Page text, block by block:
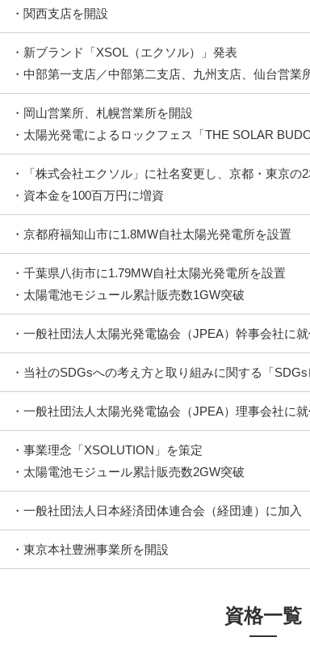
・関西支店を開設
・新ブランド「XSOL（エクソル）」発表
・中部第一支店／中部第二支店、九州支店、仙台営業
・岡山営業所、札幌営業所を開設
・太陽光発電によるロックフェス「THE SOLAR
・「株式会社エクソル」に社名変更し、京都・東京の
・資本金を100百万円に増資
・京都府福知山市に1.8MW自社太陽光発電所を設置
・千葉県八街市に1.79MW自社太陽光発電所を設置
・太陽電池モジュール累計販売数1GW突破
・一般社団法人太陽光発電協会（JPEA）幹事会社に
・当社のSDGsへの考え方と取り組みに関する「
・一般社団法人太陽光発電協会（JPEA）理事会社に
・事業理念「XSOLUTION」を策定
・太陽電池モジュール累計販売数2GW突破
・一般社団法人日本経済団体連合会（経団連）に加入
・東京本社豊洲事業所を開設
資格一覧